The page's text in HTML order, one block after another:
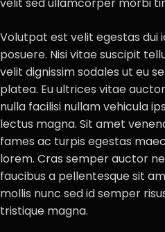
velit sed ullamcorper morbi
Volutpat est velit egestas dui
posuere. Nisi vitae suscipit
velit dignissim sodales ut eu
platea. Eu ultrices vitae
nulla facilisi nullam vehicula
lectus magna. Sit amet
fames ac turpis egestas
lorem. Cras semper auctor
faucibus a pellentesque sit
mollis nunc sed id semper
tristique magna.